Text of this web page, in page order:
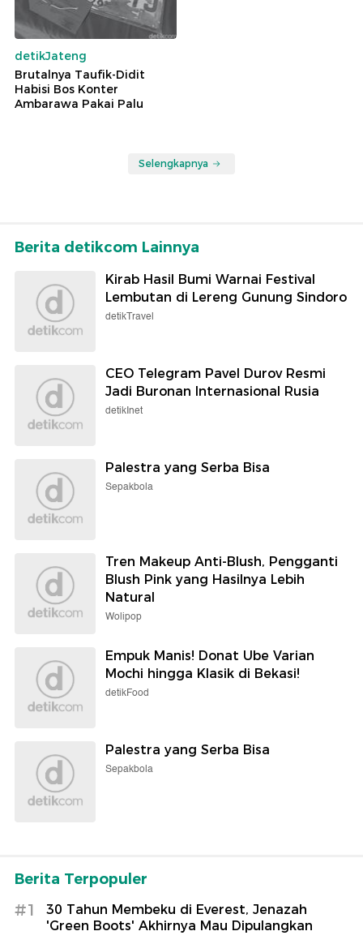
detikJateng
Brutalnya Taufik-Didit
Habisi Bos Konter
Ambarawa Pakai Palu
Selengkapnya
Berita detikcom Lainnya
Kirab Hasil Bumi Warnai Festival
Lembutan di Lereng Gunung Sindoro
detikTravel
CEO Telegram Pavel Durov Resmi
Jadi Buronan Internasional Rusia
detikInet
Palestra yang Serba Bisa
Sepakbola
Tren Makeup Anti-Blush, Pengganti
Blush Pink yang Hasilnya Lebih
Natural
Wolipop
Empuk Manis! Donat Ube Varian
Mochi hingga Klasik di Bekasi!
detikFood
Palestra yang Serba Bisa
Sepakbola
Berita Terpopuler
#1
30 Tahun Membeku di Everest, Jenazah
'Green Boots' Akhirnya Mau Dipulangkan